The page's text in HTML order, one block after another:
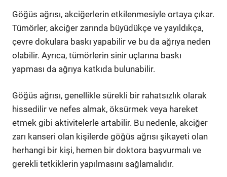
Göğüs ağrısı, akciğerlerin etkilenmesiyle ortaya çıkar.
Tümörler, akciğer zarında büyüdükçe ve yayıldıkça,
çevre dokulara baskı yapabilir ve bu da ağrıya neden
olabilir. Ayrıca, tümörlerin sinir uçlarına baskı
yapması da ağrıya katkıda bulunabilir.
Göğüs ağrısı, genellikle sürekli bir rahatsızlık olarak
hissedilir ve nefes almak, öksürmek veya hareket
etmek gibi aktivitelerle artabilir. Bu nedenle, akciğer
zarı kanseri olan kişilerde göğüs ağrısı şikayeti olan
herhangi bir kişi, hemen bir doktora başvurmalı ve
gerekli tetkiklerin yapılmasını sağlamalıdır.